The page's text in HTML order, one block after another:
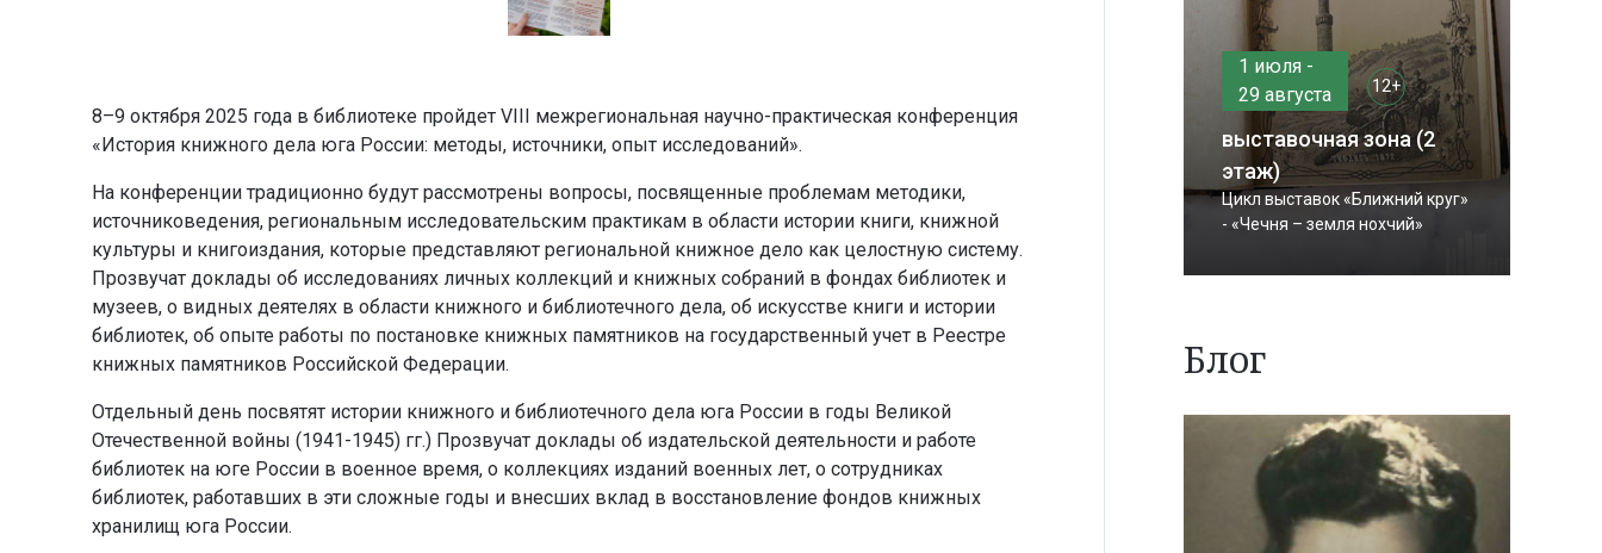
8–9 октября 2025 года в библиотеке пройдет VIII межрегиональная научно-практическая конференция
«История книжного дела юга России: методы, источники, опыт исследований».
На конференции традиционно будут рассмотрены вопросы, посвященные проблемам методики,
источниковедения, региональным исследовательским практикам в области истории книги, книжной
культуры и книгоиздания, которые представляют региональной книжное дело как целостную систему.
Прозвучат доклады об исследованиях личных коллекций и книжных собраний в фондах библиотек и
музеев, о видных деятелях в области книжного и библиотечного дела, об искусстве книги и истории
библиотек, об опыте работы по постановке книжных памятников на государственный учет в Реестре
книжных памятников Российской Федерации.
Отдельный день посвятят истории книжного и библиотечного дела юга России в годы Великой
Отечественной войны (1941-1945) гг.) Прозвучат доклады об издательской деятельности и работе
библиотек на юге России в военное время, о коллекциях изданий военных лет, о сотрудниках
библиотек, работавших в эти сложные годы и внесших вклад в восстановление фондов книжных
хранилищ юга России.
1 июля -
29 августа
12+
выставочная зона (2
этаж)
Цикл выставок «Ближний круг»
- «Чечня – земля нохчий»
Блог